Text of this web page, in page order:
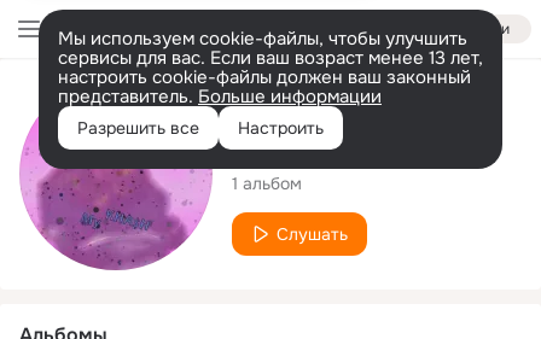
Войти
Мы используем cookie-файлы, чтобы улучшить
сервисы для вас. Если ваш возраст менее 13 лет,
настроить cookie-файлы должен ваш законный
представитель. Больше информации
Разрешить все Настроить
Исполнитель
My Kha$h
1 альбом
Слушать